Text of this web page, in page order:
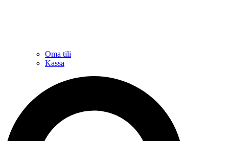
Oma tili
Kassa